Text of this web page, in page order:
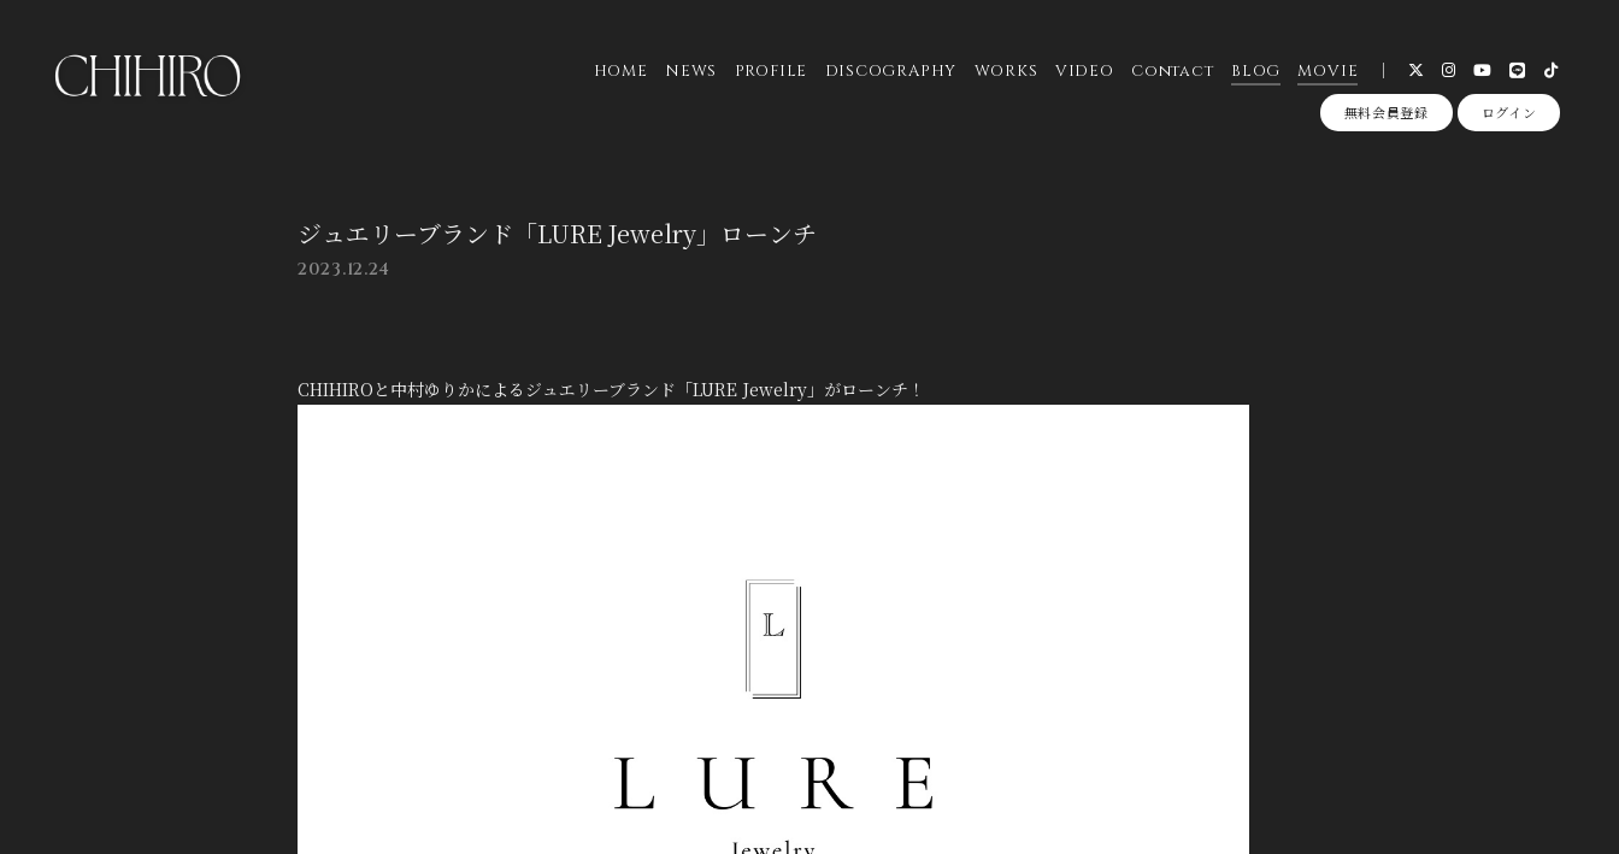
HOME NEWS PROFILE DISCOGRAPHY WORKS VIDEO Contact BLOG MOVIE
無料会員登録 ログイン
ジュエリーブランド「LURE Jewelry」ローンチ
2023.12.24
CHIHIROと中村ゆりかによるジュエリーブランド「LURE Jewelry」がローンチ！